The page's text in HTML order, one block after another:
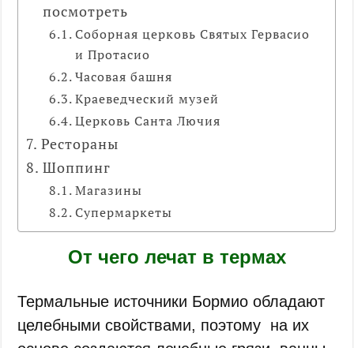
посмотреть
Соборная церковь Святых Гервасио
и Протасио
Часовая башня
Краеведческий музей
Церковь Санта Лючия
Рестораны
Шоппинг
Магазины
Супермаркеты
От чего лечат в термах
Термальные источники Бормио обладают
целебными свойствами, поэтому на их